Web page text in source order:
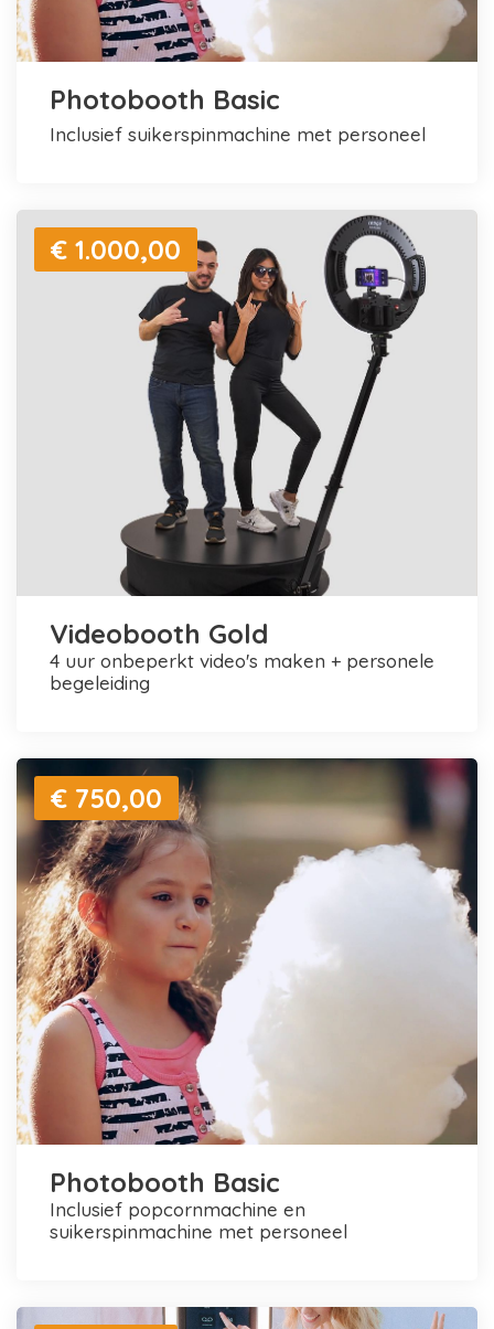
Photobooth Basic
inclusief suikerspinmachine met personeel
€ 1.000,00
Videobooth Gold
4 uur onbeperkt video's maken + personele
begeleiding
€ 750,00
Photobooth Basic
inclusief popcornmachine en
suikerspinmachine met personeel